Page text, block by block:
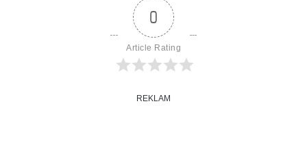
0
Article Rating
REKLAM